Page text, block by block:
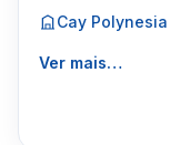
Cay Polynesia
Ver mais…